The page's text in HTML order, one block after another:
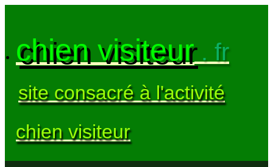
chien visiteur. fr
site consacré à l'activité
chien visiteur